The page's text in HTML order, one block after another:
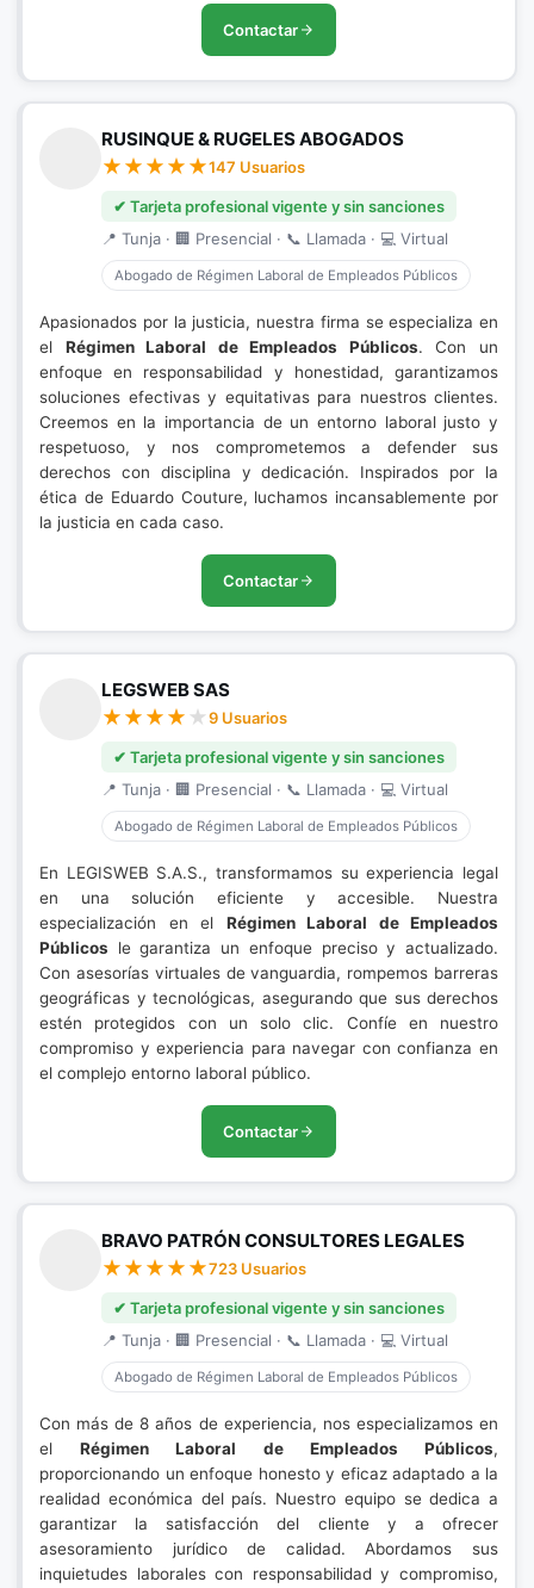
Contactar
RUSINQUE & RUGELES ABOGADOS
147 Usuarios
✔ Tarjeta profesional vigente y sin sanciones
📍 Tunja · 🏢 Presencial · 📞 Llamada · 💻 Virtual
Abogado de Régimen Laboral de Empleados Públicos
Apasionados por la justicia, nuestra firma se especializa en
el Régimen Laboral de Empleados Públicos. Con un
enfoque en responsabilidad y honestidad, garantizamos
soluciones efectivas y equitativas para nuestros clientes.
Creemos en la importancia de un entorno laboral justo y
respetuoso, y nos comprometemos a defender sus
derechos con disciplina y dedicación. Inspirados por la
ética de Eduardo Couture, luchamos incansablemente por
la justicia en cada caso.
Contactar
LEGSWEB SAS
9 Usuarios
✔ Tarjeta profesional vigente y sin sanciones
📍 Tunja · 🏢 Presencial · 📞 Llamada · 💻 Virtual
Abogado de Régimen Laboral de Empleados Públicos
En LEGISWEB S.A.S., transformamos su experiencia legal
en una solución eficiente y accesible. Nuestra
especialización en el Régimen Laboral de Empleados
Públicos le garantiza un enfoque preciso y actualizado.
Con asesorías virtuales de vanguardia, rompemos barreras
geográficas y tecnológicas, asegurando que sus derechos
estén protegidos con un solo clic. Confíe en nuestro
compromiso y experiencia para navegar con confianza en
el complejo entorno laboral público.
Contactar
BRAVO PATRÓN CONSULTORES LEGALES
723 Usuarios
✔ Tarjeta profesional vigente y sin sanciones
📍 Tunja · 🏢 Presencial · 📞 Llamada · 💻 Virtual
Abogado de Régimen Laboral de Empleados Públicos
Con más de 8 años de experiencia, nos especializamos en
elRégimen Laboral de Empleados Públicos,
proporcionando un enfoque honesto y eficaz adaptado a la
realidad económica del país. Nuestro equipo se dedica a
garantizar la satisfacción del cliente y a ofrecer
asesoramiento jurídico de calidad. Abordamos sus
inquietudes laborales con responsabilidad y compromiso,